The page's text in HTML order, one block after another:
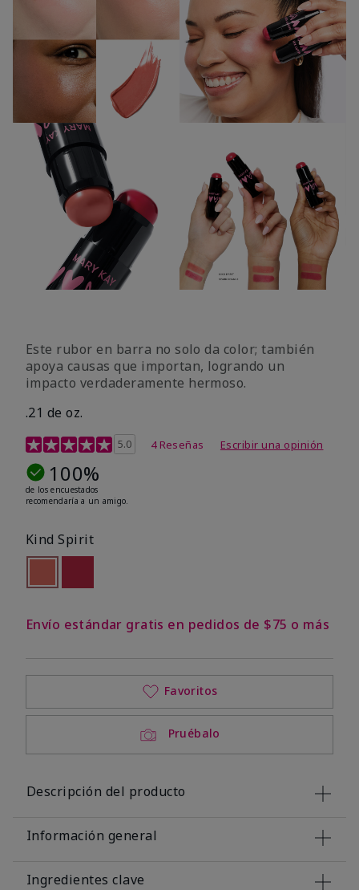
Este rubor en barra no solo da color; también
apoya causas que importan, logrando un
impacto verdaderamente hermoso.
.21 de oz.
Calificación de clientes de 3,1 de 5
5.0 4 Reseñas Escribir una opinión
100%
de los encuestados
recomendaría a un amigo.
Kind Spirit
seleccionado
Out of stock
Envío estándar gratis en pedidos de $75 o más
Pruébalo
Favoritos
Descripción del producto
Información general
Ingredientes clave